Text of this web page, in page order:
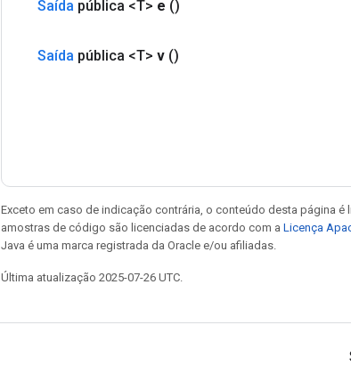
Saída pública <T> e ()
Saída pública <T> v ()
Exceto em caso de indicação contrária, o conteúdo desta página é
amostras de código são licenciadas de acordo com a Licença
Java é uma marca registrada da Oracle e/ou afiliadas.
Última atualização 2025-07-26 UTC.